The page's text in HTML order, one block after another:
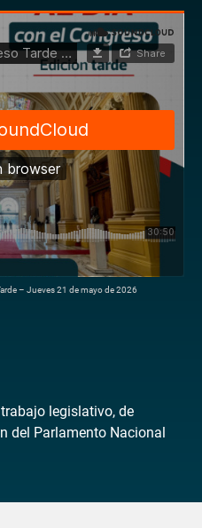
– Jueves 21 de mayo de 2026
legislativo, de
del Parlamento Nacional